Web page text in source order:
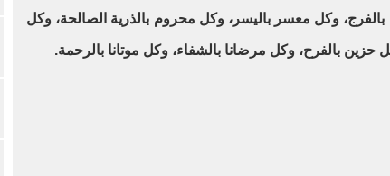
بالفرج، وكل معسر باليسر، وكل محروم بالذرية الصالحة، وكل
حزين بالفرح، وكل مرضانا بالشفاء، وكل موتانا بالرحمة.